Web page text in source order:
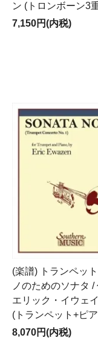
ン (トロンボーン3
7,150円(内税)
(楽譜) トランペッ
ノのためのソナタ /
エリック・イウェ
(トランペット+ピ
8,070円(内税)